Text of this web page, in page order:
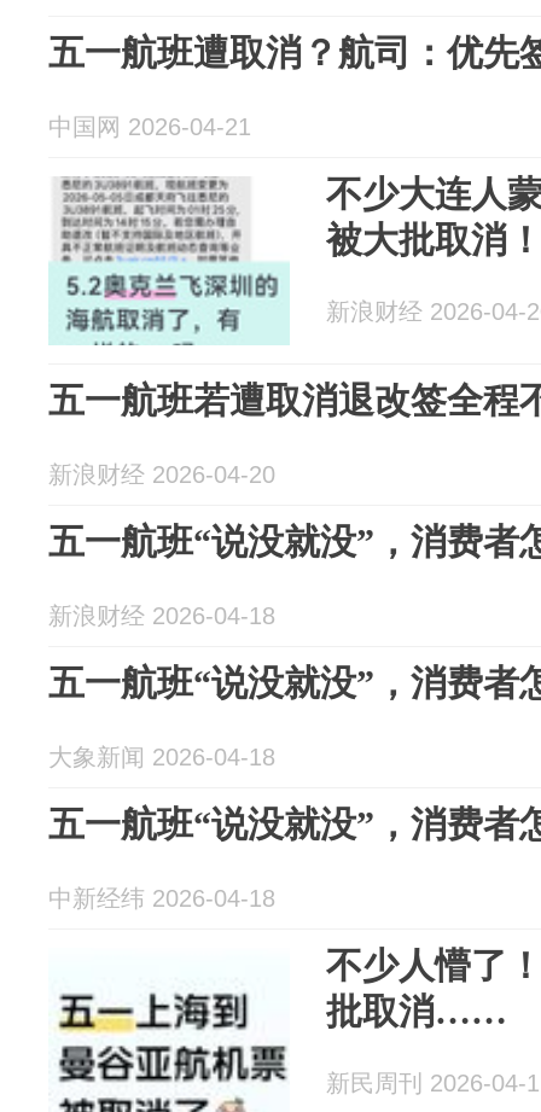
五一航班遭取消？航司：优先
中国网 2026-04-21
不少大连人
被大批取消
新浪财经 2026-04-
五一航班若遭取消退改签全程
新浪财经 2026-04-20
五一航班“说没就没”，消费者
新浪财经 2026-04-18
五一航班“说没就没”，消费者
大象新闻 2026-04-18
五一航班“说没就没”，消费者
中新经纬 2026-04-18
不少人懵了
批取消……
新民周刊 2026-04-